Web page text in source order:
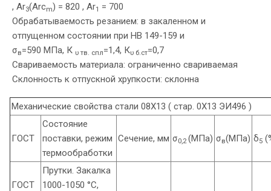
, Ar3(Arcm) = 820 , Ar1 = 700
Обрабатываемость резанием: в закаленном и
отпущенном состоянии при HB 149-159 и
σв=590 МПа, К υ тв. спл=1,4, Кυ б.ст=0,7
Свариваемость материала: ограниченно свариваемая
Склонность к отпускной хрупкости: склонна
Механические свойства стали 08Х13 ( стар. 0Х13 ЭИ496 )
ГОСТ
Состояние
поставки, режим
термообработки
Сечение, мм σ0,2(МПа) σв(МПа) δ5
ГОСТ
Прутки. Закалка
1000-1050 °С,